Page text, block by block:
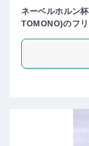
ネーベルホルン
TOMONO)のフ